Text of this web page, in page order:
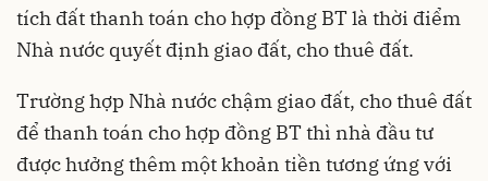
tích đất thanh toán cho hợp đồng BT là thời điểm
Nhà nước quyết định giao đất, cho thuê đất.
Trường hợp Nhà nước chậm giao đất, cho thuê đất
để thanh toán cho hợp đồng BT thì nhà đầu tư
được hưởng thêm một khoản tiền tương ứng với